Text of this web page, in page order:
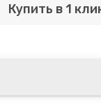
Купить в 1